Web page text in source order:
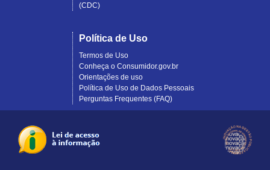
(CDC)
Política de Uso
Termos de Uso
Conheça o Consumidor.gov.br
Orientações de uso
Política de Uso de Dados Pessoais
Perguntas Frequentes (FAQ)